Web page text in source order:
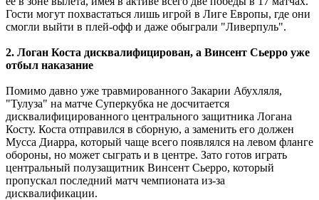
Гости могут похвастаться лишь игрой в Лиге Европы, где они
смогли выйти в плей-офф и даже обыграли "Ливерпуль".
2. Логан Коста дисквалифицирован, а Винсент Сьерро уже
отбыл наказание
Помимо давно уже травмированного Закарии Абухляля,
"Тулуза" на матче Суперкубка не досчитается
дисквалифицированного центрального защитника Логана
Косту. Коста отправился в сборную, а заменить его должен
Мусса Диарра, который чаще всего появлялся на левом фланге
обороны, но может сыграть и в центре. Зато готов играть
центральный полузащитник Винсент Сьерро, который
пропускал последний матч чемпионата из-за
дисквалификации.